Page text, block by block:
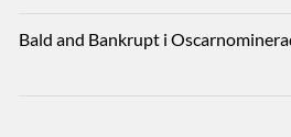
Bald and Bankrupt i